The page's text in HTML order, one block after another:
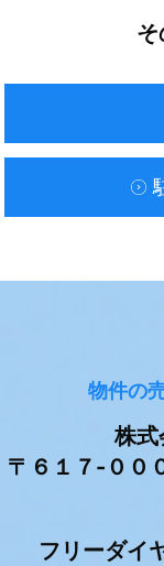
物件の
株
〒６１７-００
フリーダイ